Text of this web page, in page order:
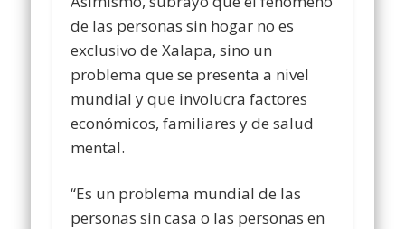
de las personas sin hogar no es
exclusivo de Xalapa, sino un
problema que se presenta a nivel
mundial y que involucra factores
económicos, familiares y de salud
mental.
“Es un problema mundial de las
personas sin casa o las personas en